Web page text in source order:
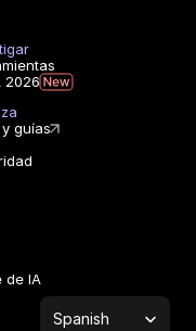
2026
guías
de IA
Select Language
Spanish